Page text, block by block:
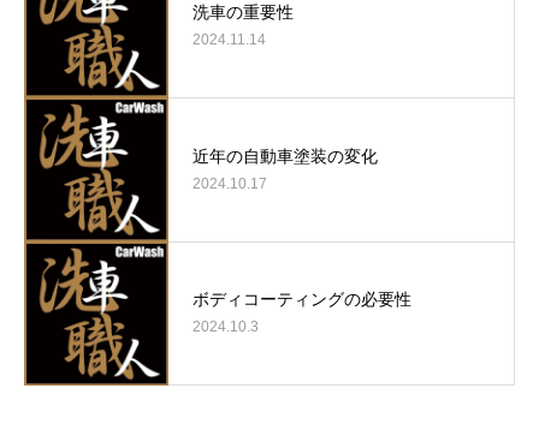
洗車の重要性
2024.11.14
近年の自動車塗装の変化
2024.10.17
ボディコーティングの必要性
2024.10.3